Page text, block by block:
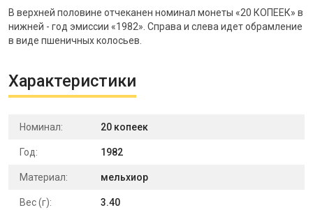
В верхней половине отчеканен номинал монеты «20 КОПЕЕК» в
нижней - год эмиссии «1982». Справа и слева идет обрамление
в виде пшеничных колосьев.
Характеристики
Номинал: 20 копеек
Год: 1982
Материал: мельхиор
Вес (г): 3.40